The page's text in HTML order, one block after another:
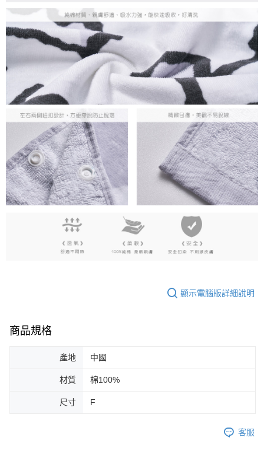
顯示電腦版詳細說明
商品規格
產地 中國
材質 棉100%
尺寸 F
客服